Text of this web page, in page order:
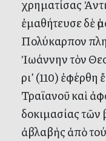
χρηματίσας
ἐμαθήτευσε δὲ
Πολύκαρπον
Ἰωάννην τὸν
ρι’ (110)
Τραϊανοῦ καὶ
δοκιμασίας τῶν
ἀβλαβὴς ἀπὸ